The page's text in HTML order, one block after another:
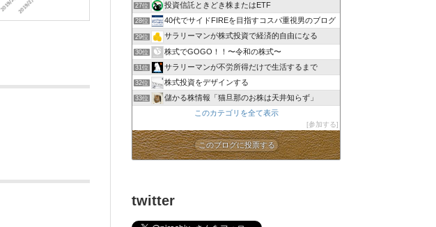
27位 投資信託ときどき株またはETF
28位 40代でサイドFIREを目指すコスパ重視男のブログ
29位 サラリーマンが株式投資で経済的自由になる
30位 株式でGOGO！！〜令和の株式〜
31位 サラリーマンが不労所得だけで生活するまで
32位 株式投資をデザインする
33位
儲かる株情報「猫旦那のお株は天井知らず」
このカテゴリを全て表示
参加する
このブログに投票する
twitter